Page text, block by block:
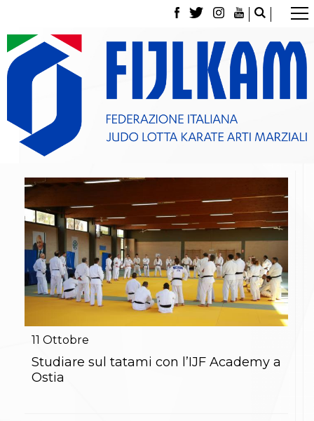
La Federazione
Tesseramento
Contatti
Norme e modulistica Affiliazioni e Tesseramenti
Classifica Società Sportive con più di 100 atleti
tesserati
Gare e Risultati
Dove siamo
Media
Partners
Trasparenza
Judo
La disciplina
News
Attività Didattica
Gare e Risultati
Albi Federali
Lotta
11 Ottobre
Studiare sul tatami con l’IJF Academy a
Ostia